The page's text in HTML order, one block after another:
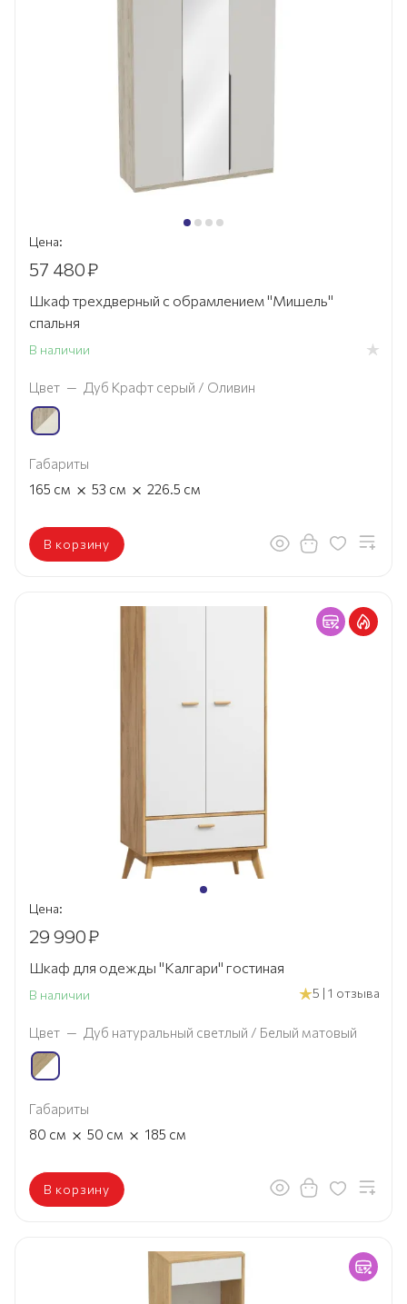
Цена:
57 480₽
Шкаф трехдверный с обрамлением "Мишель"
спальня
В наличии
Цвет — Дуб Крафт серый / Оливин
Габариты
165 см × 53 см × 226.5 см
В корзину
Цена:
29 990₽
Шкаф для одежды "Калгари" гостиная
В наличии 5 | 1 отзыва
Цвет — Дуб натуральный светлый / Белый матовый
Габариты
80 см × 50 см × 185 см
В корзину